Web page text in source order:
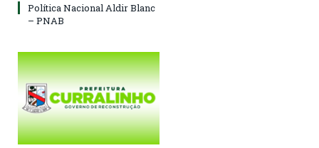
Política Nacional Aldir Blanc
– PNAB